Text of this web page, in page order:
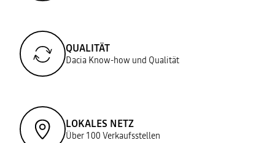
QUALITÄT
Dacia Know-how und Qualität
LOKALES NETZ
Über 100 Verkaufsstellen